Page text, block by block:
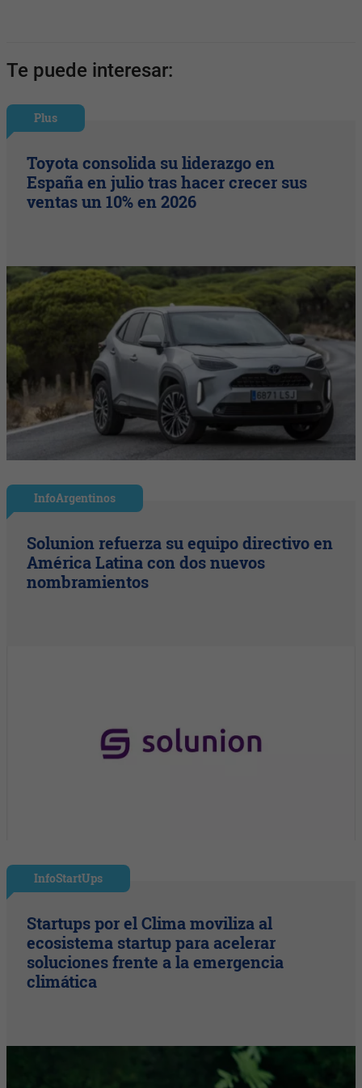
Te puede interesar:
Plus
Toyota consolida su liderazgo en
España en julio tras hacer crecer sus
ventas un 10% en 2026
InfoArgentinos
Solunion refuerza su equipo directivo en
América Latina con dos nuevos
nombramientos
InfoStartUps
Startups por el Clima moviliza al
ecosistema startup para acelerar
soluciones frente a la emergencia
climática